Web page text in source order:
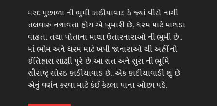
મરદ મુછાળા ની ભુમી કાઠીયાવાડ કે જ્યાં વીરો નાગી
તલવારુ નચાવતા હોય એ ખુમારી છે, ધરમ માટે માથડા
વાઢતા તથા પોતાના માથા ઉતારનારાઓ ની ભુમી છે..
માં ભોમ અને ધરમ માટે ખપી જાનારાઓ થી અહીં નો
ઈતિહાસ સાક્ષી પુરે છે. આ સંત અને સુરા ની ભૂમિ
સૌરાષ્ટ્ર સોરઠ કાઠીયાવાડ છે.. એક કાઠીયાવાડી શું છે
એનું વર્ણન કરવા માટે કંઈ કેટલા પાના ઓછા પડે.